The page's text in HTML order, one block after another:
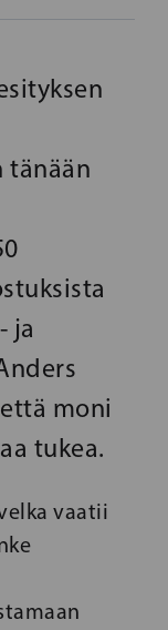
tänään
ja
moni
tukea.
vaatii